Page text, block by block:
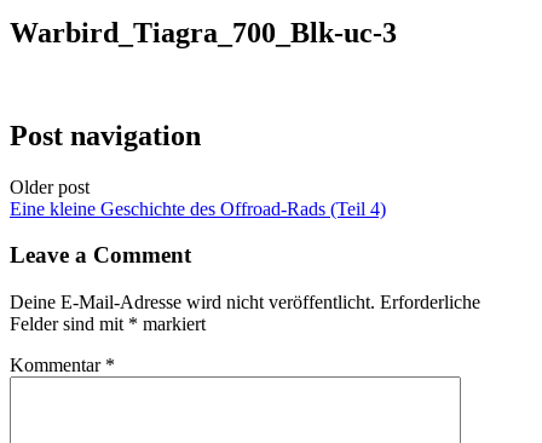
Warbird_Tiagra_700_Blk-uc-3
Post navigation
Older post
Eine kleine Geschichte des Offroad-Rads (Teil 4)
Leave a Comment
Deine E-Mail-Adresse wird nicht veröffentlicht. Erforderliche
Felder sind mit * markiert
Kommentar *